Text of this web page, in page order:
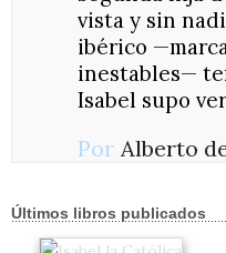
vista y sin
ibérico
inestables—
Isabel supo
Por Alberto
Últimos libros publicados